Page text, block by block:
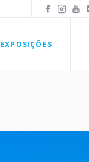
EXPOSIÇÕES